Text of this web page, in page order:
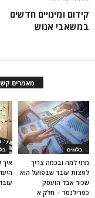
קידום ומינויים חדשים
במשאבי אנוש
מאמרים
בלוגים
מתי למה ובכמה צריך
לפצות עובד שבפועל הוא
שכיר אבל הועסק
כפרילנסר – חלק א